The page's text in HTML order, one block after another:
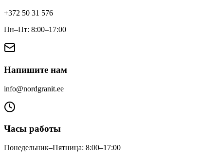
+372 50 31 576
Пн–Пт: 8:00–17:00
Напишите нам
info@nordgranit.ee
Часы работы
Понедельник–Пятница: 8:00–17:00